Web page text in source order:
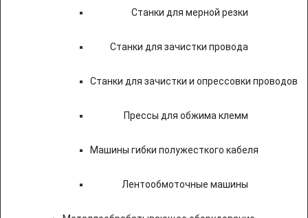
Станки для мерной резки
Станки для зачистки провода
Станки для зачистки и опрессовки проводов
Прессы для обжима клемм
Машины гибки полужесткого кабеля
Лентообмоточные машины